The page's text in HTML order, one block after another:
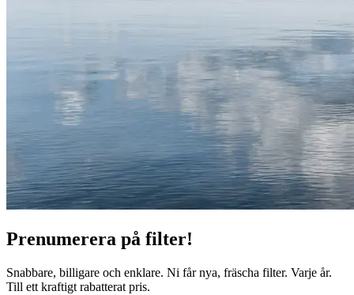
Prenumerera på filter!
Snabbare, billigare och enklare. Ni får nya, fräscha filter. Varje år.
Till ett kraftigt rabatterat pris.